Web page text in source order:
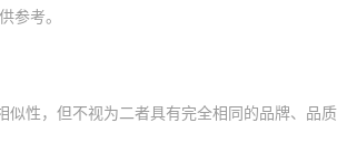
参考。
性，但不视为二者具有完全相同的品牌、品